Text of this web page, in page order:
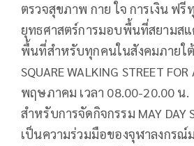
ตรวจสุขภาพ กาย ใจ การเงิน ฟรี
ยุทธศาสตร์การมอบพื้นที่สยามสแ
พื้นที่สำหรับทุกคนในสังคมภายใ
SQUARE WALKING STREET
พฤษภาคม เวลา 08.00-20.00 น.
สำหรับการจัดกิจกรรม MAY DAY
เป็นความร่วมมือของจุฬาลงกรณ์